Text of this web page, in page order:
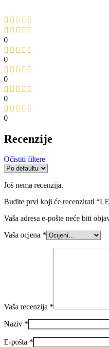
0
0
0
0
0
Recenzije
Očistiti filtere
Još nema recenzija.
Budite prvi koji će recenzirati
Vaša adresa e-pošte neće biti
Vaša ocjena *
Vaša recenzija *
Naziv *
E-pošta *